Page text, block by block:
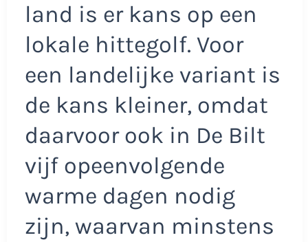
land is er kans op een
lokale hittegolf. Voor
een landelijke variant is
de kans kleiner, omdat
daarvoor ook in De Bilt
vijf opeenvolgende
warme dagen nodig
zijn, waarvan minstens